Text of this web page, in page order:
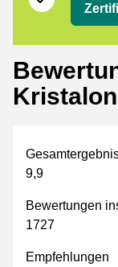
9,9
Bewertungen
1727
Empfehlungen